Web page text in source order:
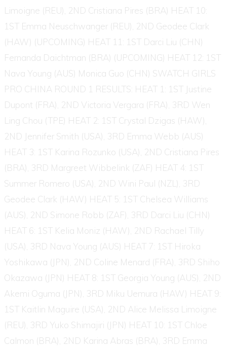
Limoigne (REU), 2ND Cristiana Pires (BRA) HEAT 10:
1ST Emma Neuschwanger (REU), 2ND Geodee Clark
(HAW) (UPCOMING) HEAT 11: 1ST Darci Liu (CHN)
Fernanda Daichtman (BRA) (UPCOMING) HEAT 12: 1ST
Nava Young (AUS) Monica Guo (CHN) SWATCH GIRLS
PRO CHINA ROUND 1 RESULTS: HEAT 1: 1ST Justine
Dupont (FRA), 2ND Victoria Vergara (FRA), 3RD Wen
Ling Chou (TPE) HEAT 2: 1ST Crystal Dzigas (HAW),
2ND Jennifer Smith (USA), 3RD Emma Webb (AUS)
HEAT 3: 1ST Karina Rozunko (USA), 2ND Cristiana Pires
(BRA), 3RD Margreet Wibbelink (ZAF) HEAT 4: 1ST
Summer Romero (USA), 2ND Wini Paul (NZL), 3RD
Geodee Clark (HAW) HEAT 5: 1ST Chelsea Williams
(AUS), 2ND Simone Robb (ZAF), 3RD Darci Liu (CHN)
HEAT 6: 1ST Kelia Moniz (HAW), 2ND Rachael Tilly
(USA), 3RD Nava Young (AUS) HEAT 7: 1ST Hiroka
Yoshikawa (JPN), 2ND Coline Menard (FRA), 3RD Shiho
Okazawa (JPN) HEAT 8: 1ST Georgia Young (AUS), 2ND
Akemi Oguma (JPN), 3RD Miku Uemura (HAW) HEAT 9:
1ST Kaitlin Maguire (USA), 2ND Alice Melissa Limoigne
(REU), 3RD Yuko Shimajiri (JPN) HEAT 10: 1ST Chloe
Calmon (BRA), 2ND Karina Abras (BRA), 3RD Emma